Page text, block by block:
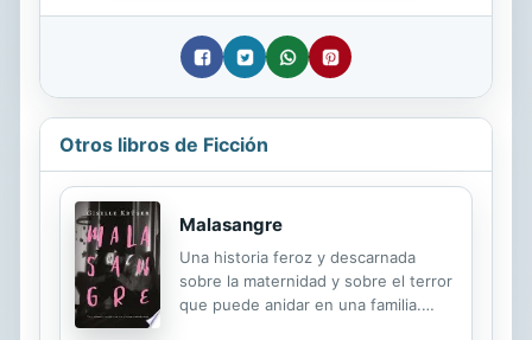
Otros libros de Ficción
Malasangre
Una historia feroz y descarnada
sobre la maternidad y sobre el terror
que puede anidar en una familia.